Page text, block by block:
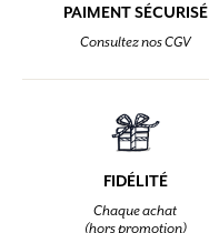
PAIMENT SÉCURISÉ
Consultez nos CGV
FIDÉLITÉ
Chaque achat
(hors promotion)